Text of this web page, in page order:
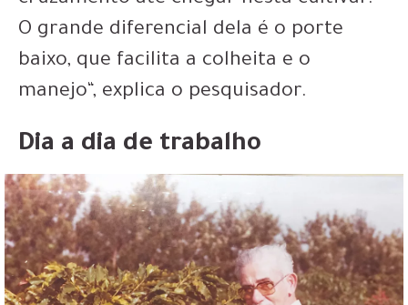
O grande diferencial dela é o porte
baixo, que facilita a colheita e o
manejo“, explica o pesquisador.
Dia a dia de trabalho